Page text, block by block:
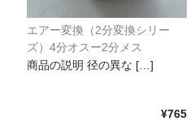
エアー変換（2分変換シリー
ズ）4分オスー2分メス
商品の説明 径の異な […]
¥765